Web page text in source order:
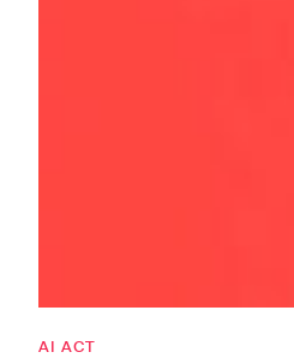
AI ACT